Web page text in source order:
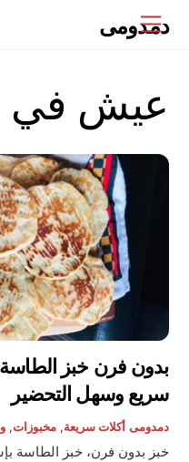
Menu
دمدومى
عيش في
بدون فرن خبز الطاسة
سريع وسهل التحضير
دمدومى أكلات سريعة,مخبوزات,
خبز بدون فرن، خبز الطاسة